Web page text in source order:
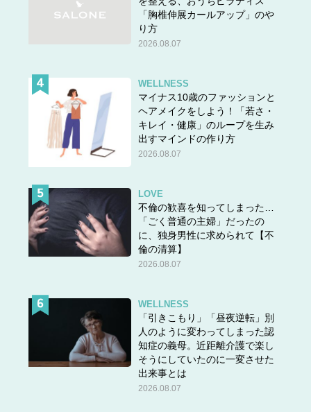
「胸椎伸展カールアップ」のや
り方
2026.08.07
WELLNESS
マイナス10歳のファッションと
ヘアメイクをしよう！「若さ・
キレイ・健康」のループを生み
出すマインドの作り方
2026.08.07
LOVE
不倫の歓喜を知ってしまった…
「ごく普通の主婦」だったの
に、独身男性に求められて【不
倫の清算】
2026.08.07
WELLNESS
「引きこもり」「昼夜逆転」別
人のように変わってしまった認
知症の義母。近距離介護で楽し
そうにしていたのに一変させた
出来事とは
2026.08.07